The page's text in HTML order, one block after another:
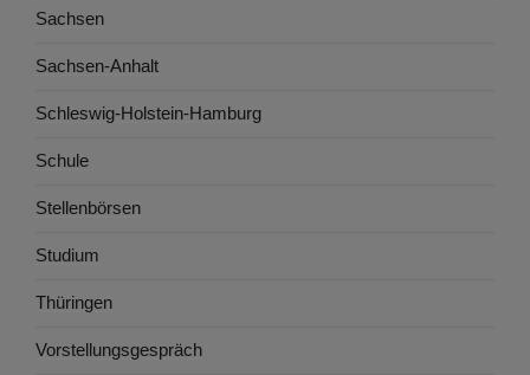
Sachsen
Sachsen-Anhalt
Schleswig-Holstein-Hamburg
Schule
Stellenbörsen
Studium
Thüringen
Vorstellungsgespräch